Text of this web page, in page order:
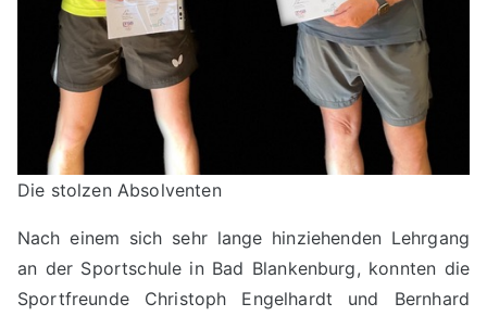
Die stolzen Absolventen
Nach einem sich sehr lange hinziehenden Lehrgang
an der Sportschule in Bad Blankenburg, konnten die
Sportfreunde Christoph Engelhardt und Bernhard